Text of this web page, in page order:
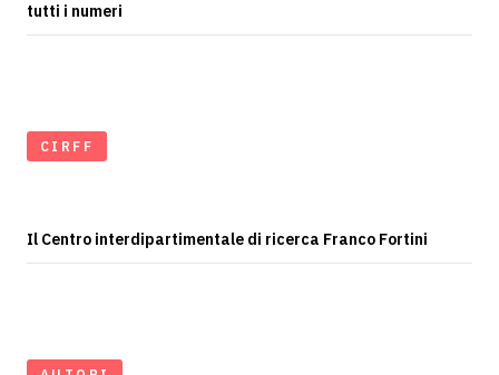
tutti i numeri
CIRFF
Il Centro interdipartimentale di ricerca Franco Fortini